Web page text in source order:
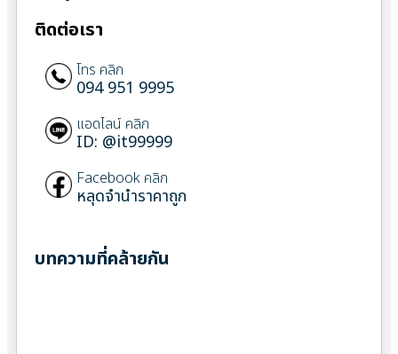
ติดต่อเรา
โทร คลิก
094 951 9995
แอดไลน์ คลิก
ID: @it99999
Facebook คลิก
หลุดจำนำราคาถูก
บทความที่คล้ายกัน